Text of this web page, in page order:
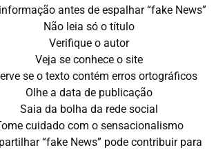
antes de espalhar “fake News”
Não leia só o título
Verifique o autor
Veja se conhece o site
se o texto contém erros ortográficos
Olhe a data de publicação
Saia da bolha da rede social
cuidado com o sensacionalismo
“fake News” pode contribuir para